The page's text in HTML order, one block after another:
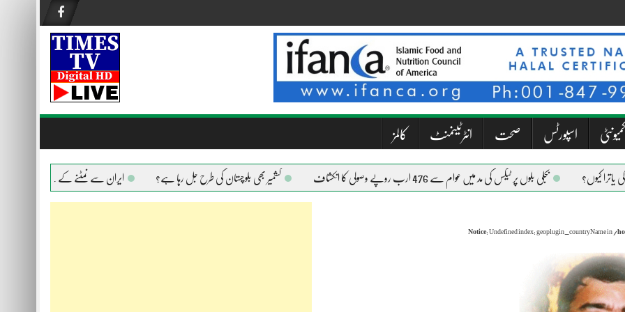
کمیونٹی اسپورٹس صحت انٹرٹینمنٹ کالمز
بجلی بلوں پر ٹیکس کی مد میں عوام سے 476 ارب روپے وصولی کا انکشاف کشمیر بھی بلوچستان کی طرح جل رہا ہے؟ ایران سے نمٹنے کے لیے امریکا ہر
Notice: Undefined index: geoplugin_countryName in /